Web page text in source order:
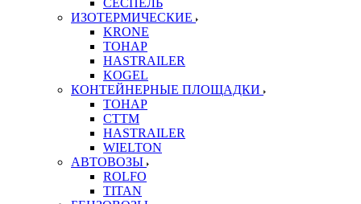
СЕСПЕЛЬ
ИЗОТЕРМИЧЕСКИЕ
KRONE
ТОНАР
HASTRAILER
KOGEL
КОНТЕЙНЕРНЫЕ ПЛОЩАДКИ
ТОНАР
CTTM
HASTRAILER
WIELTON
АВТОВОЗЫ
ROLFO
TITAN